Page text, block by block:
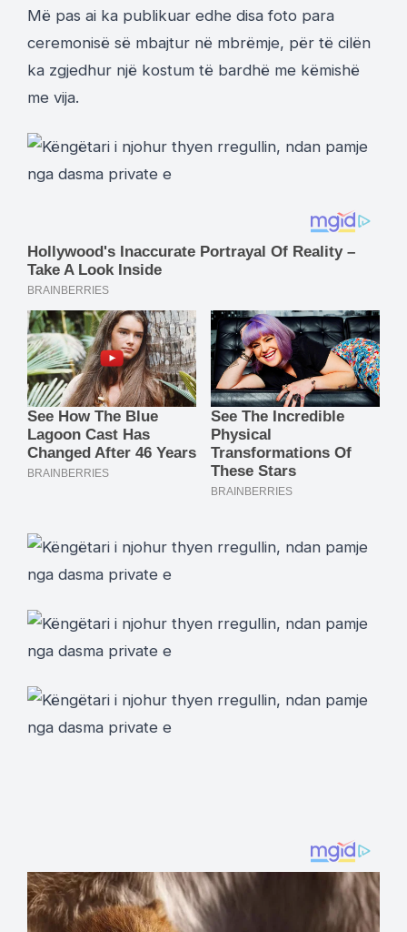
Më pas ai ka publikuar edhe disa foto para
ceremonisë së mbajtur në mbrëmje, për të cilën
ka zgjedhur një kostum të bardhë me këmishë
me vija.